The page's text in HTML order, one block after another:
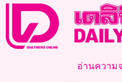
อ่านความ